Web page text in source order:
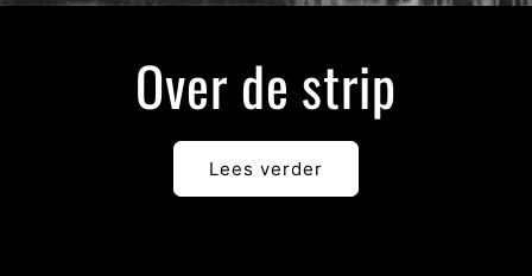
Over de strip
Lees verder